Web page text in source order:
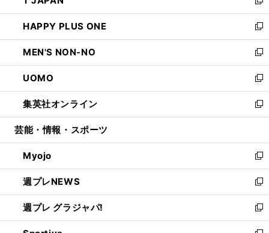
開
く
ウ
で
開
く
ン
ド
ウ
で
開
く
い
ウ
ィ
ン
ド
ウ
で
開
く
新
し
い
ウ
ィ
ン
ド
ウ
で
開
HAPPY PLUS ONE
新
し
い
ウ
ィ
ン
ド
ウ
開
く
MEN'S NON-NO
新
し
い
ウ
ィ
ン
ウ
で
開
く
UOMO
新
し
い
ウ
ン
ド
ウ
で
開
く
集英社オンライン
新
し
ウ
ィ
ン
ド
ウ
で
開
芸能・情報・スポーツ
Myojo
新
し
い
ウ
ィ
ン
週プレNEWS
新
し
い
ウ
週プレ グラジャパ!
新
し